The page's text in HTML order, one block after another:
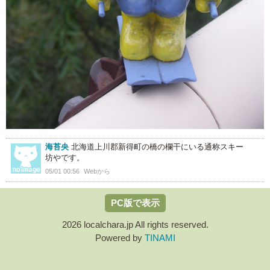
海苔央 北海道上川郡新得町の橋の欄干にいる通称スキー
坊やです。
05/01 00:56 Webから
PC版で表示
2026 localchara.jp All rights reserved.
Powered by TINAMI